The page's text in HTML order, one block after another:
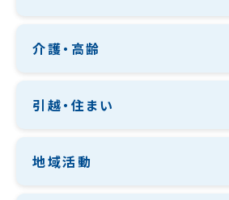
介護・高齢
引越・住まい
地域活動